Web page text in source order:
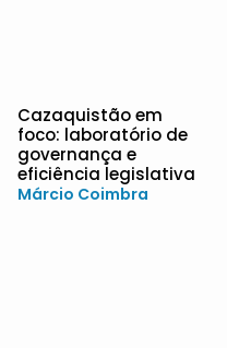
Cazaquistão em
foco: laboratório de
governança e
eficiência legislativa
Márcio Coimbra